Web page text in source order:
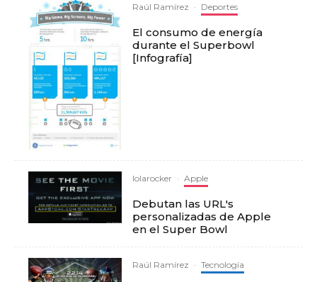
Raúl Ramírez · Deportes
El consumo de energía
durante el Superbowl
[Infografía]
lolarocker · Apple
Debutan las URL's
personalizadas de Apple
en el Super Bowl
Raúl Ramírez · Tecnología